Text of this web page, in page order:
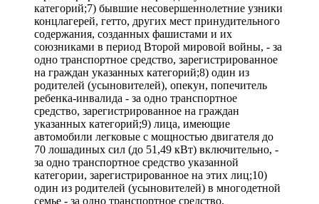
категорий;7) бывшие несовершеннолетние узники
концлагерей, гетто, других мест принудительного
содержания, созданных фашистами и их
союзниками в период Второй мировой войны, - за
одно транспортное средство, зарегистрированное
на граждан указанных категорий;8) один из
родителей (усыновителей), опекун, попечитель
ребенка-инвалида - за одно транспортное
средство, зарегистрированное на граждан
указанных категорий;9) лица, имеющие
автомобили легковые с мощностью двигателя до
70 лошадиных сил (до 51,49 кВт) включительно, -
за одно транспортное средство указанной
категории, зарегистрированное на этих лиц;10)
один из родителей (усыновителей) в многодетной
семье - за одно транспортное средство,